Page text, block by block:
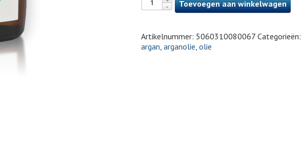
Toevoegen aan winkelwagen
Artikelnummer: 5060310080067 Categorieën:
argan, arganolie, olie